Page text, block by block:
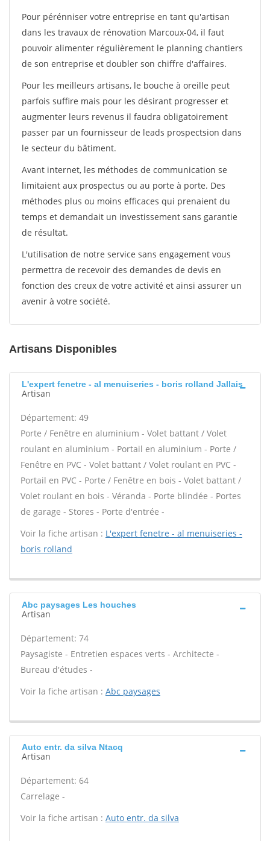
Pour pérénniser votre entreprise en tant qu'artisan
dans les travaux de rénovation Marcoux-04, il faut
pouvoir alimenter régulièrement le planning chantiers
de son entreprise et doubler son chiffre d'affaires.
Pour les meilleurs artisans, le bouche à oreille peut
parfois suffire mais pour les désirant progresser et
augmenter leurs revenus il faudra obligatoirement
passer par un fournisseur de leads prospectsion dans
le secteur du bâtiment.
Avant internet, les méthodes de communication se
limitaient aux prospectus ou au porte à porte. Des
méthodes plus ou moins efficaces qui prenaient du
temps et demandait un investissement sans garantie
de résultat.
L'utilisation de notre service sans engagement vous
permettra de recevoir des demandes de devis en
fonction des creux de votre activité et ainsi assurer un
avenir à votre société.
Artisans Disponibles
L'expert fenetre - al menuiseries - boris rolland Jallais
Artisan
Département: 49
Porte / Fenêtre en aluminium - Volet battant / Volet
roulant en aluminium - Portail en aluminium - Porte /
Fenêtre en PVC - Volet battant / Volet roulant en PVC -
Portail en PVC - Porte / Fenêtre en bois - Volet battant /
Volet roulant en bois - Véranda - Porte blindée - Portes
de garage - Stores - Porte d'entrée -
Voir la fiche artisan : L'expert fenetre - al menuiseries -
boris rolland
Abc paysages Les houches
Artisan
Département: 74
Paysagiste - Entretien espaces verts - Architecte -
Bureau d'études -
Voir la fiche artisan : Abc paysages
Auto entr. da silva Ntacq
Artisan
Département: 64
Carrelage -
Voir la fiche artisan : Auto entr. da silva